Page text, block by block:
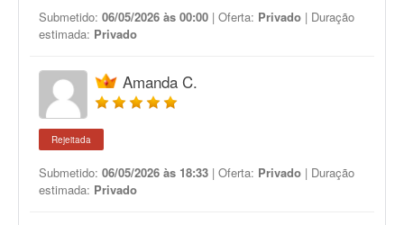
Submetido: 06/05/2026 às 00:00 | Oferta: Privado | Duração
estimada: Privado
Amanda C.
Rejeitada
Submetido: 06/05/2026 às 18:33 | Oferta: Privado | Duração
estimada: Privado